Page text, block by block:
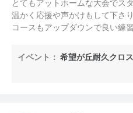
とてもアットホームな大会でス
温かく応援や声かけもして下さ
コースもアップダウンで良い練
レース後にはとても美味しいナ
パ良いですね。
追加でスパイスカレーも注文出
イベント： 希望が丘耐久クロ